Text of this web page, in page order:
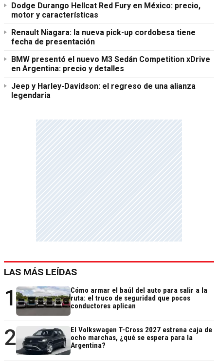
Dodge Durango Hellcat Red Fury en México: precio,
motor y características
Renault Niagara: la nueva pick-up cordobesa tiene
fecha de presentación
BMW presentó el nuevo M3 Sedán Competition xDrive
en Argentina: precio y detalles
Jeep y Harley-Davidson: el regreso de una alianza
legendaria
LAS MÁS LEÍDAS
1
Cómo armar el baúl del auto para salir a la
ruta: el truco de seguridad que pocos
conductores aplican
2
El Volkswagen T-Cross 2027 estrena caja de
ocho marchas, ¿qué se espera para la
Argentina?